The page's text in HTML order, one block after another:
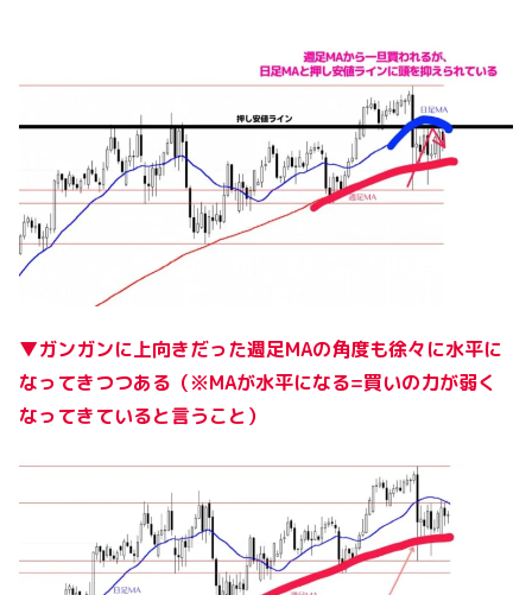
▼ガンガンに上向きだった週足MAの角度も徐々に水平に
なってきつつある（※MAが水平になる=買いの力が弱く
なってきていると言うこと）